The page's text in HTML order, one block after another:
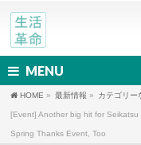
MENU
HOME » 最新情報 » カテゴリー
[Event] Another big hit for Seikatsu
Spring Thanks Event, Too